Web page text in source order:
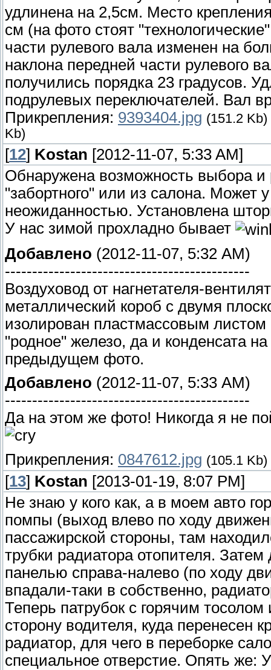
удлинена на 2,5см. Место
см (на фото стоят
части рулевого вала изменен на
наклона передней части рулевого
получились порядка 23 градусов.
подрулевых переключателей. Вал
Прикрепления: 9393404.jpg (151.2 Kb)
Kb)
[12] Kostan [2012-11-07, 5:33 AM]
Обнаружена возможность выбора и
"забортного" или из салона. Может
неожиданностью. Установлена
У нас зимой прохладно бывает
Добавлено (2012-11-07, 5:32 AM)
---------------------------------------------
Воздуховод от нагнетателя-
металлический короб с двумя
изолирован пластмассовым листом
"родное" железо, да и конденсата
предыдущем фото.
Добавлено (2012-11-07, 5:33 AM)
---------------------------------------------
Да на этом же фото! Никогда я не
Прикрепления: 0847612.jpg (105.1 Kb)
[13] Kostan [2013-01-19, 8:07 PM]
Не знаю у кого как, а в моем авто
помпы (выход влево по ходу
пассажирской стороны, там
трубки радиатора отопителя.
панелью справа-налево (по ходу
впадали-таки в собственно,
Теперь патрубок с горячим
сторону водителя, куда перенесен
радиатор, для чего в переборке
специальное отверстие. Опять же: